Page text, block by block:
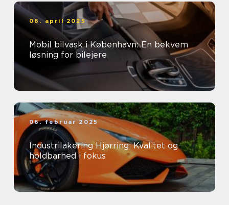
06. april 2025
Mobil bilvask i København: En bekvem
løsning for bilejere
06. februar 2025
Industrilakering Hjørring: Kvalitet og
holdbarhed i fokus